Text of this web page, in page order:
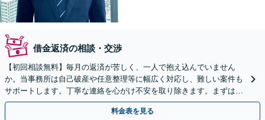
借金返済の相談・交渉
【初回相談無料】毎月の返済が苦しく、一人で抱え込んでいません
か。当事務所は自己破産や任意整理等に幅広く対応し、難しい案件も
サポートします。丁寧な連絡を心がけ不安を取り除きます。まずは状
況をお聞かせください。一緒に再出発を目指しましょう。
料金表を見る